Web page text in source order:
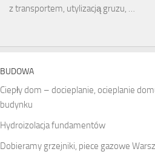
z transportem, utylizacją gruzu, …
BUDOWA
Ciepły dom – docieplanie, ocieplanie
budynku
Hydroizolacja fundamentów
Dobieramy grzejniki, piece gazowe